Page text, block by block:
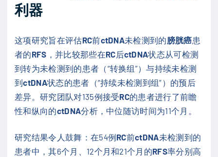
利器
这项研究旨在评估RC前ctDNA未检测到的膀胱癌患
者的RFS ，并比较那些在RC 后ctDNA状态从可检测
到转为未检测到的患者（“转换组”）与持续未检测
到ctDNA状态的患者（“持续未检测到组”）的预后
差异。研究团队对135例接受RC的患者进行了前瞻
性和纵向的ctDNA分析，中位随访时间为11个月。
研究结果令人鼓舞：在54例RC前ctDNA未检测到的
患者中，其6个月、12个月和21个月的RFS率分别高